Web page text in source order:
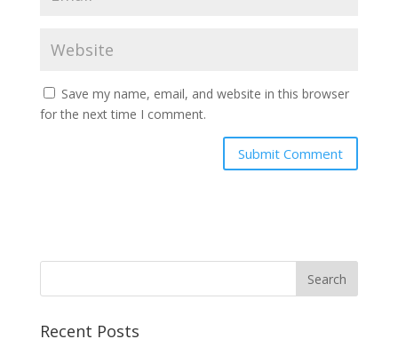
Save my name, email, and website in this browser
for the next time I comment.
Recent Posts